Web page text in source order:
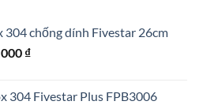
304 chống dính Fivestar 26cm
₫.
₫Giá
là:
304 Fivestar Plus FPB3006